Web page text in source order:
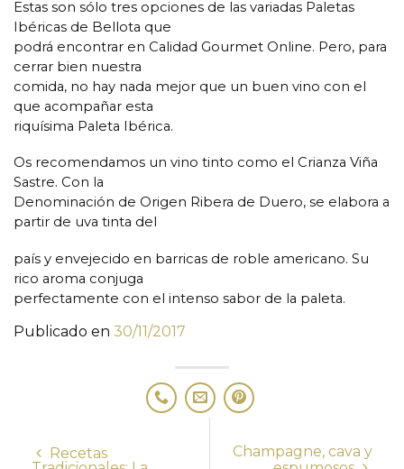
Estas son sólo tres opciones de las variadas Paletas
Ibéricas de Bellota que
podrá encontrar en Calidad Gourmet Online. Pero, para
cerrar bien nuestra
comida, no hay nada mejor que un buen vino con el
que acompañar esta
riquísima Paleta Ibérica.
Os recomendamos un vino tinto como el Crianza Viña
Sastre. Con la
Denominación de Origen Ribera de Duero, se elabora a
partir de uva tinta del
país y envejecido en barricas de roble americano. Su
rico aroma conjuga
perfectamente con el intenso sabor de la paleta.
Publicado en 30/11/2017
Recetas
Champagne, cava y